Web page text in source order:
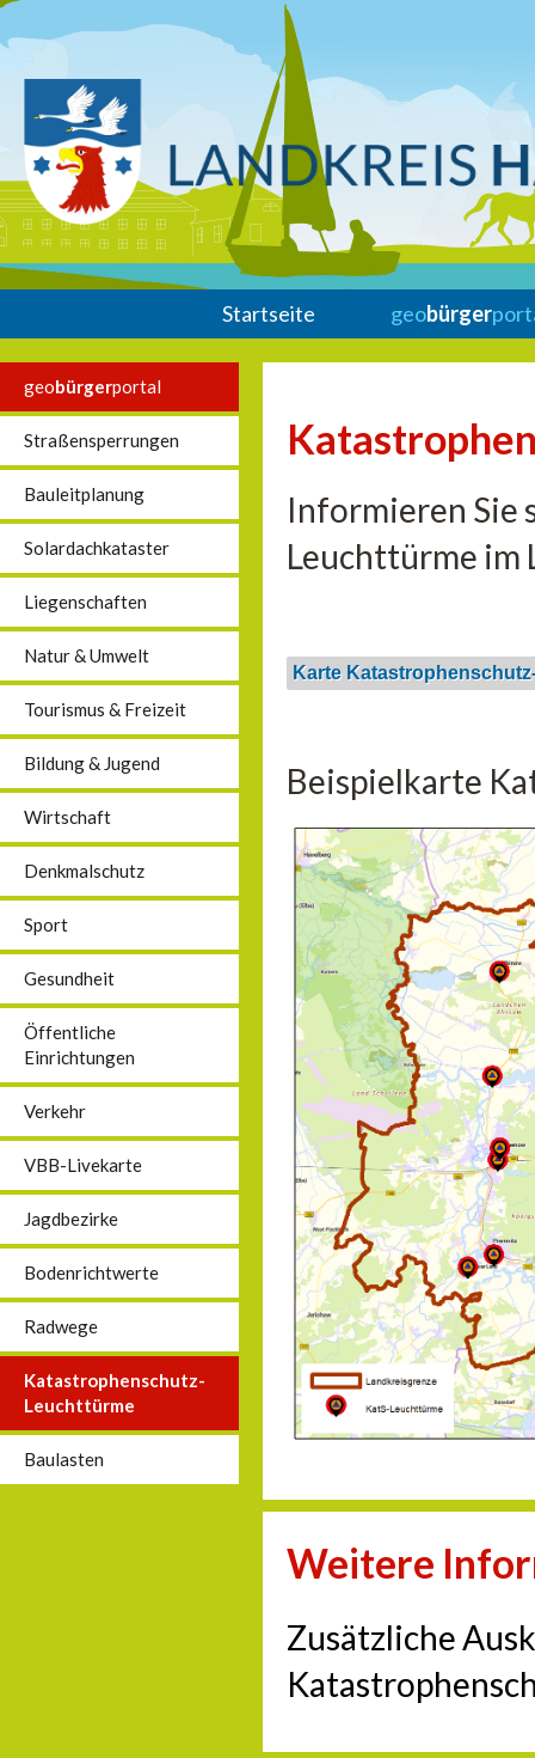
Startseite geobürger
geobürgerportal
Straßensperrungen
Bauleitplanung
Solardachkataster
Liegenschaften
Natur & Umwelt
Tourismus & Freizeit
Bildung & Jugend
Wirtschaft
Denkmalschutz
Sport
Gesundheit
Öffentliche
Einrichtungen
Verkehr
VBB-Livekarte
Jagdbezirke
Bodenrichtwerte
Radwege
Katastrophenschutz-
Leuchttürme
Baulasten
Informieren Sie
Leuchttürme im
Karte
Beispielkarte
Weitere
Zusätzliche